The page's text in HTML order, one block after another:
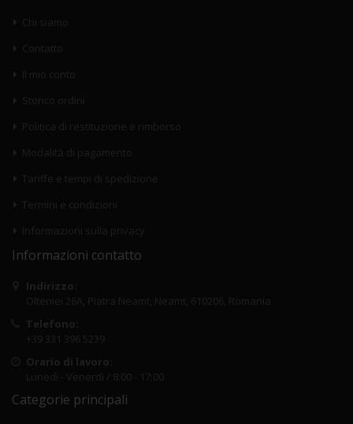
Chi siamo
Contatto
Il mio conto
Storico ordini
Politica di restituzione e rimborso
Modalità di pagamento
Tariffe e tempi di spedizione
Termini e condizioni
Informazioni sulla privacy
Informazioni contatto
Indirizzo:
Olteniei 26A, Piatra Neamt, Neamt, 610206, Romania
Telefono:
+39 331 396 5239
Orario di lavoro:
Lunedi - Venerdi / 8:00 - 17:00
Categorie principali